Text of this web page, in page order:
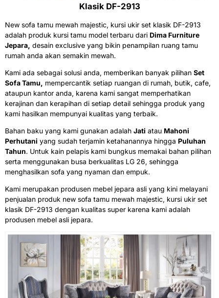
Klasik DF-2913
New sofa tamu mewah majestic, kursi ukir set klasik DF-2913
adalah produk kursi tamu model terbaru dari Dima Furniture
Jepara, desain exclusive yang bikin penampilan ruang tamu
rumah anda akan semakin mewah.
Kami ada sebagai solusi anda, memberikan banyak pilihan Set
Sofa Tamu, mempercantik setiap ruangan di rumah, butik, cafe,
ataupun kantor anda, karena kami sangat memperhatikan
kerajinan dan kerapihan di setiap detail sehingga produk yang
kami hasilkan mempunyai kualitas yang terbaik.
Bahan baku yang kami gunakan adalah Jati atau Mahoni
Perhutani yang sudah terjamin ketahanannya hingga Puluhan
Tahun. Untuk kain pelapis kami bungkus memakai bahan pilihan
serta menggunakan busa berkualitas LG 26, sehingga
menghasilkan sofa yang nyaman dan empuk.
Kami merupakan produsen mebel jepara asli yang kini melayani
penjualan produk new sofa tamu mewah majestic, kursi ukir set
klasik DF-2913 dengan kualitas super karena kami adalah
produsen mebel asli jepara.